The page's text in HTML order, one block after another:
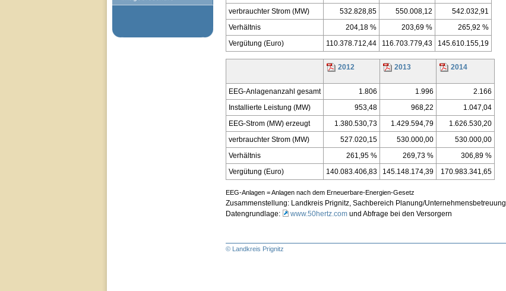
verbrauchter Strom (MW)
532.828,85 550.008,12
542.032,91
Verhältnis
204,18 % 203,69 %
265,92 %
Vergütung (Euro)
110.378.712,44 116.703.779,43 145.610.155,19
2012 2013 2014
EEG-Anlagenanzahl gesamt 1.806 1.996
2.166
Installierte Leistung (MW)
953,48 968,22
1.047,04
EEG-Strom (MW) erzeugt
1.380.530,73 1.429.594,79
1.626.530,20
verbrauchter Strom (MW)
527.020,15 530.000,00
530.000,00
Verhältnis
261,95 % 269,73 %
306,89 %
Vergütung (Euro)
140.083.406,83 145.148.174,39 170.983.341,65
EEG-Anlagen = Anlagen nach dem Erneuerbare-Energien-Gesetz
Zusammenstellung: Landkreis Prignitz, Sachbereich Planung/Unternehmensbetreuung
Datengrundlage:
www.50hertz.com und Abfrage bei den Versorgern
© Landkreis Prignitz